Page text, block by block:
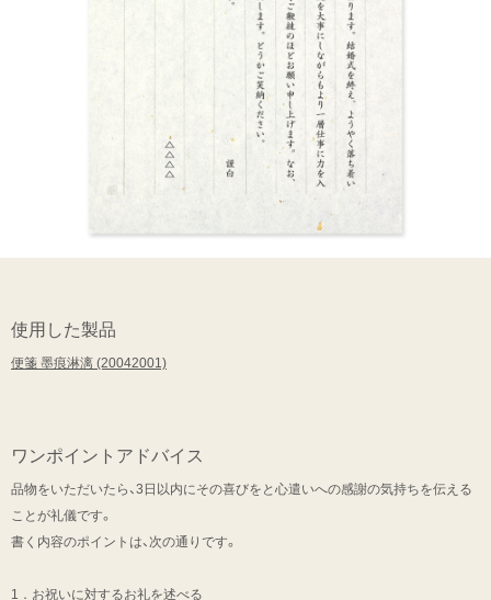
使用した製品
便箋 墨痕淋漓 (20042001)
ワンポイントアドバイス
品物をいただいたら、3日以内にその喜びをと心遣いへの感謝の気持ちを伝える
ことが礼儀です。
書く内容のポイントは、次の通りです。
1．お祝いに対するお礼を述べる